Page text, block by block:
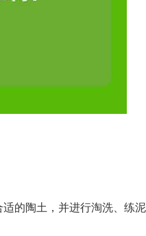
的陶土，并进行淘洗、练